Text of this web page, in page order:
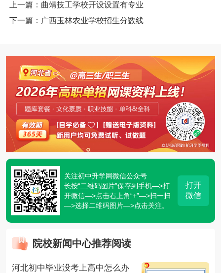
上一篇：曲靖技工学校开设设置有专业
下一篇：广西玉林农业学校招生分数线
关注初中升学网微信公众号
长按“二维码图片”保存到手机—>打
开微信—>点击右上角“+”—>扫一扫
—>选择二维码图片—>点击关注。
打开
微信
院校新闻中心推荐阅读
河北初中毕业没考上高中怎么办